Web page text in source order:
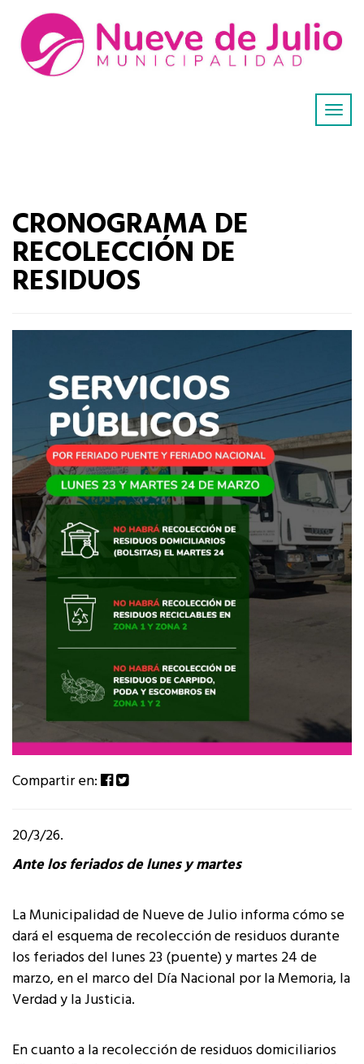
CRONOGRAMA DE
RECOLECCIÓN DE
RESIDUOS
Compartir en:
20/3/26.
Ante los feriados de lunes y martes
La Municipalidad de Nueve de Julio informa cómo se
dará el esquema de recolección de residuos durante
los feriados del lunes 23 (puente) y martes 24 de
marzo, en el marco del Día Nacional por la Memoria, la
Verdad y la Justicia.
En cuanto a la recolección de residuos domiciliarios